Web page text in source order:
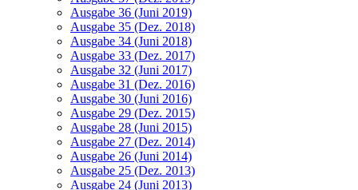
Ausgabe 36 (Juni 2019)
Ausgabe 35 (Dez. 2018)
Ausgabe 34 (Juni 2018)
Ausgabe 33 (Dez. 2017)
Ausgabe 32 (Juni 2017)
Ausgabe 31 (Dez. 2016)
Ausgabe 30 (Juni 2016)
Ausgabe 29 (Dez. 2015)
Ausgabe 28 (Juni 2015)
Ausgabe 27 (Dez. 2014)
Ausgabe 26 (Juni 2014)
Ausgabe 25 (Dez. 2013)
Ausgabe 24 (Juni 2013)